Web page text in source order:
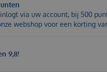
via uw account, bij 500
webshop voor een korting
9,8!